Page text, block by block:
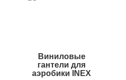
Виниловые
гантели для
аэробики INEX